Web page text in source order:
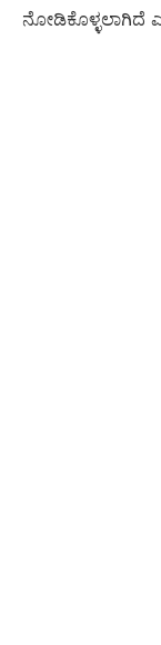
ನೋಡಿಕೊಳ್ಳಲಾಗಿದೆ